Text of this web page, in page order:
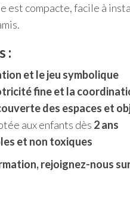
est compacte, facile à
:
et le jeu symbolique
fine et la
des espaces et
aux enfants dès 2 ans
et non toxiques
rejoignez-nous